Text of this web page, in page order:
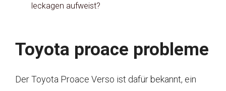
leckagen aufweist?
Toyota proace probleme
Der Toyota Proace Verso ist dafür bekannt, ein